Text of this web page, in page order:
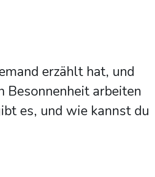
erzählt hat, und
Besonnenheit arbeiten
es, und wie kannst du